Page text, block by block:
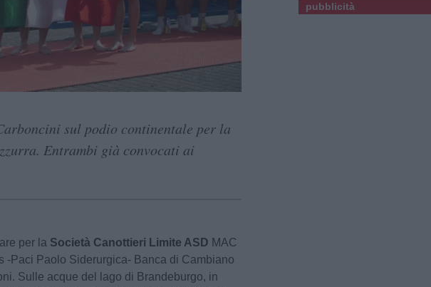
sul podio continentale per la
Entrambi già convocati ai
per la Società Canottieri Limite ASD MAC
-Paci Paolo Siderurgica- Banca di Cambiano
Sulle acque del lago di Brandeburgo, in
pubblicità